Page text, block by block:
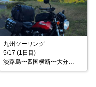
九州ツーリング
5/17 (1日目)
淡路島〜四国横断〜大分
#佐田岬